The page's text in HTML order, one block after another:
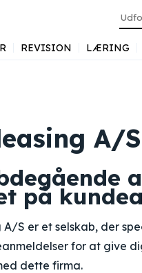
REVISION LÆRING
A/
på
A/S er et selskab, der
for at give
dette firma.